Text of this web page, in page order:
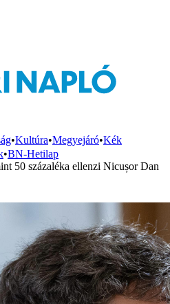
•Kultúra•Megyejáró•Kék
•BN-Hetilap
50 százaléka ellenzi Nicușor Dan